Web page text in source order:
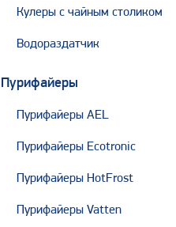
Кулеры с чайным столиком
Водораздатчик
Пурифайеры
Пурифайеры AEL
Пурифайеры Ecotronic
Пурифайеры HotFrost
Пурифайеры Vatten